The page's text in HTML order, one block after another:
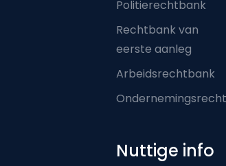
Politierechtbank
Rechtbank van
eerste aanleg
Arbeidsrechtbank
Nuttige info